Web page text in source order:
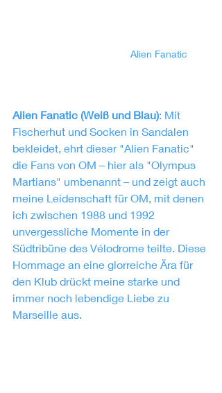
Alien Fanatic
Alien Fanatic (Weiß und Blau): Mit
Fischerhut und Socken in Sandalen
bekleidet, ehrt dieser "Alien Fanatic"
die Fans von OM – hier als "Olympus
Martians" umbenannt – und zeigt auch
meine Leidenschaft für OM, mit denen
ich zwischen 1988 und 1992
unvergessliche Momente in der
Südtribüne des Vélodrome teilte. Diese
Hommage an eine glorreiche Ära für
den Klub drückt meine starke und
immer noch lebendige Liebe zu
Marseille aus.